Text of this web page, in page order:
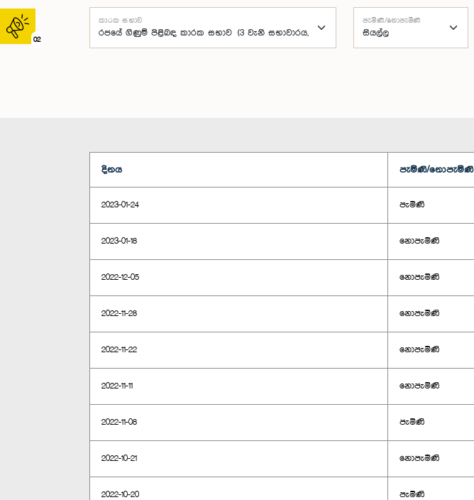
02
කාරක සභාව පැමිණි/නොපැමිණි
දිනය පැමිණි/නොපැමිණි
2023-01-24 පැමිණි
2023-01-18 නොපැමිණි
2022-12-05 නොපැමිණි
2022-11-28 නොපැමිණි
2022-11-22 නොපැමිණි
2022-11-11 නොපැමිණි
2022-11-08 පැමිණි
2022-10-21 නොපැමිණි
2022-10-20 පැමිණි